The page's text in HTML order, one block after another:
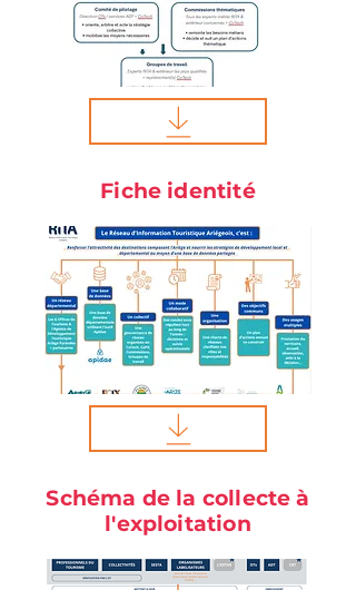
Fiche identité
Schéma de la collecte à
l'exploitation